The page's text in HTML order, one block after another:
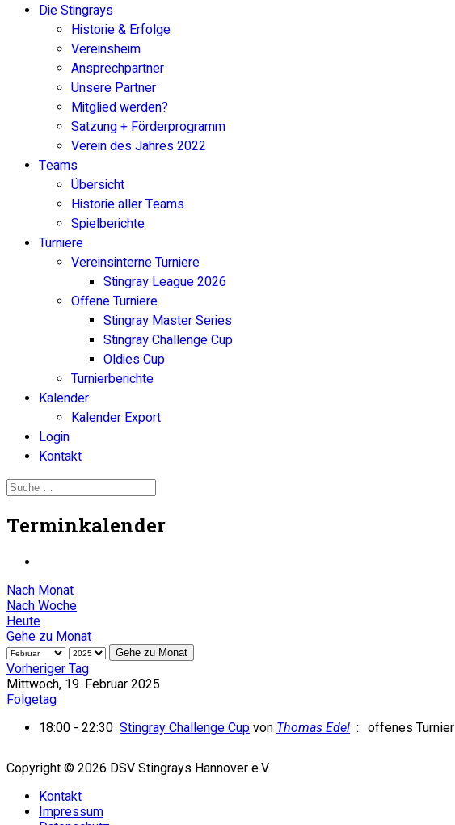
Die Stingrays
Historie & Erfolge
Vereinsheim
Ansprechpartner
Unsere Partner
Mitglied werden?
Satzung + Förderprogramm
Verein des Jahres 2022
Teams
Übersicht
Historie aller Teams
Spielberichte
Turniere
Vereinsinterne Turniere
Stingray League 2026
Offene Turniere
Stingray Master Series
Stingray Challenge Cup
Oldies Cup
Turnierberichte
Kalender
Kalender Export
Login
Kontakt
Terminkalender
Nach Monat
Nach Woche
Heute
Gehe zu Monat
Gehe zu Monat
Vorheriger Tag
Mittwoch, 19. Februar 2025
Folgetag
18:00 - 22:30 Stingray Challenge Cup von Thomas Edel :: offenes Turnier
Copyright © 2026 DSV Stingrays Hannover e.V.
Kontakt
Impressum